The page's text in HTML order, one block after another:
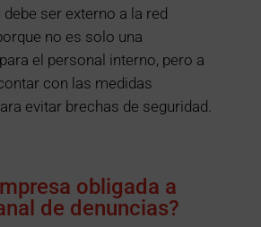
ser externo a la red
no es solo una
el personal interno, pero a
con las medidas
evitar brechas de seguridad.
obligada a
de denuncias?